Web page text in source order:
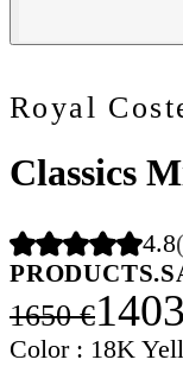
Royal
Classics
4.8
1650 €
Color : 18K